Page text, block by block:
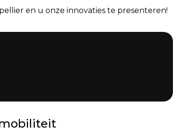
en u onze innovaties te presenteren!
mobiliteit